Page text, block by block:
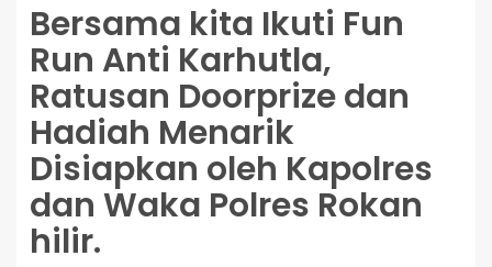
Bersama kita Ikuti Fun
Run Anti Karhutla,
Ratusan Doorprize dan
Hadiah Menarik
Disiapkan oleh Kapolres
dan Waka Polres Rokan
hilir.